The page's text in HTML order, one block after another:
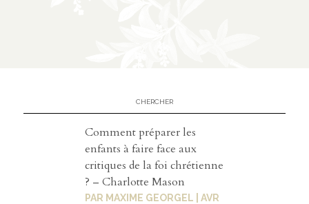
vidéos
04Contact
Comment préparer les
enfants à faire face aux
critiques de la foi chrétienne
? – Charlotte Mason
PAR MAXIME GEORGEL |AVR